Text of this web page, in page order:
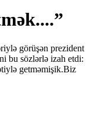
görüşən prezident
bu sözlərlə izah etdi:
getməmişik.Biz